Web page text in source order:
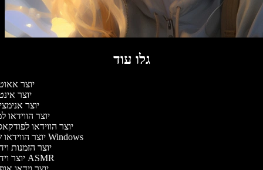
גלו עוד
יוצר
יוצר
יוצר
יוצר הווידאו
יוצר הווידאו
יוצר הווידאו של Windows
יוצר הזמנות
יוצר וידאו ASMR